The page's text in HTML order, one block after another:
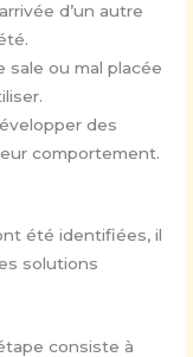
d’un autre
sale ou mal placée
des
comportement.
été identifiées, il
solutions
consiste à